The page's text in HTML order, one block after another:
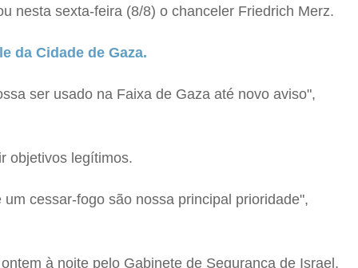
nesta sexta-feira (8/8) o chanceler Friedrich Merz.
da Cidade de Gaza.
ser usado na Faixa de Gaza até novo aviso",
objetivos legítimos.
cessar-fogo são nossa principal prioridade",
à noite pelo Gabinete de Segurança de Israel,